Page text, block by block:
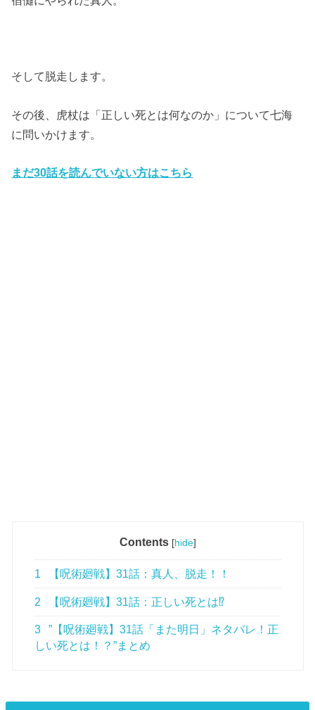
そして脱走します。
その後、虎杖は「正しい死とは何なのか」について七海
に問いかけます。
まだ30話を読んでいない方はこちら
Contents [hide]
1 【呪術廻戦】31話：真人、脱走！！
2 【呪術廻戦】31話：正しい死とは⁉
3
”【呪術廻戦】31話「また明日」ネタバレ！正
しい死とは！？”まとめ